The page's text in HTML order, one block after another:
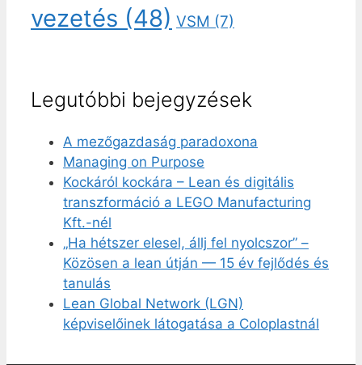
vezetés (48) VSM (7)
Legutóbbi bejegyzések
A mezőgazdaság paradoxona
Managing on Purpose
Kockáról kockára – Lean és digitális
transzformáció a LEGO Manufacturing
Kft.-nél
„Ha hétszer elesel, állj fel nyolcszor” –
Közösen a lean útján — 15 év fejlődés és
tanulás
Lean Global Network (LGN)
képviselőinek látogatása a Coloplastnál